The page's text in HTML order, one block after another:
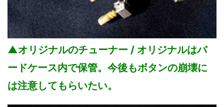
▲オリジナルのチューナー / オリジナルはバ
ードケース内で保管。今後もボタンの崩壊に
は注意してもらいたい。